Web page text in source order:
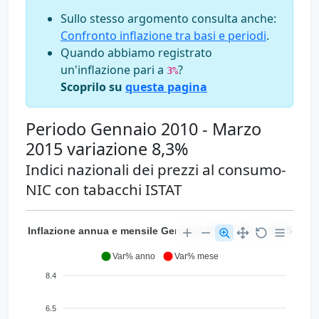
Sullo stesso argomento consulta anche:
Confronto inflazione tra basi e periodi.
Quando abbiamo registrato
un'inflazione pari a 3%?
Scoprilo su questa pagina
Periodo Gennaio 2010 - Marzo
2015 variazione 8,3%
Indici nazionali dei prezzi al consumo-
NIC con tabacchi ISTAT
Inflazione annua e mensile Gennaio 2010 - Marzo 2015
8.4
6.5
Var% anno Var% mese